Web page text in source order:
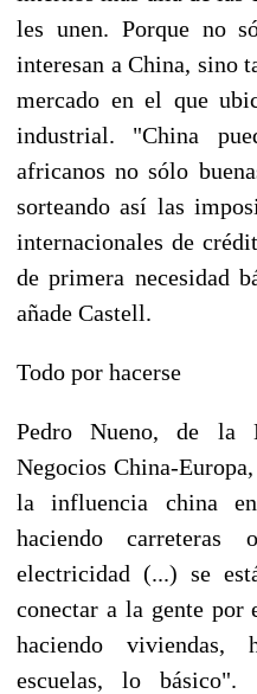
les unen. Porque no
interesan a China, sino
mercado en el que
industrial. "China
africanos no sólo
sorteando así las
internacionales de
de primera necesidad
añade Castell.
Todo por hacerse
Pedro Nueno, de la
Negocios China-
la influencia china
haciendo carreteras
electricidad (...) se
conectar a la gente por
haciendo viviendas,
escuelas, lo